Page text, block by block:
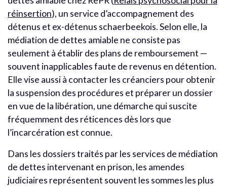
réinsertion), un service d’accompagnement des
détenus et ex-détenus schaerbeekois. Selon elle, la
médiation de dettes amiable ne consiste pas
seulement à établir des plans de remboursement —
souvent inapplicables faute de revenus en détention.
Elle vise aussi à contacter les créanciers pour obtenir
la suspension des procédures et préparer un dossier
en vue de la libération, une démarche qui suscite
fréquemment des réticences dès lors que
l’incarcération est connue.
Dans les dossiers traités par les services de médiation
de dettes intervenant en prison, les amendes
judiciaires représentent souvent les sommes les plus